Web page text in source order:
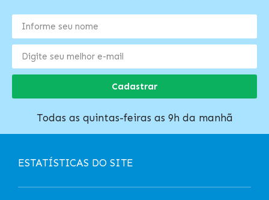
Cadastrar
Todas as quintas-feiras as 9h da manhã
ESTATÍSTICAS DO SITE